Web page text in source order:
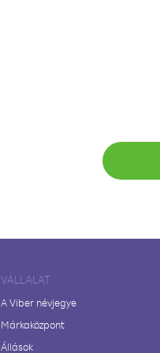
VÁLLALAT
A Viber névjegye
Márkaközpont
Állások